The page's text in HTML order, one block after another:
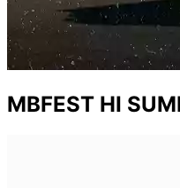
MBFEST HI